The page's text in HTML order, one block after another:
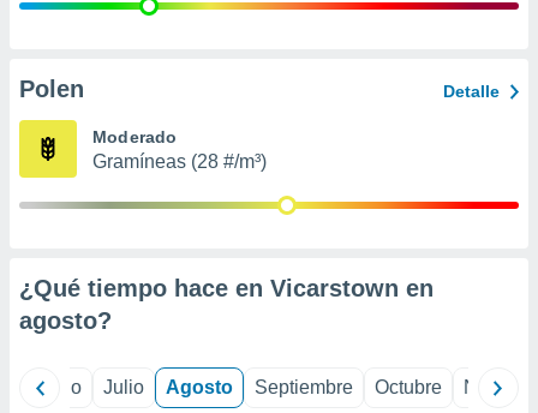
publicidad
de
Polen Detalle
Moderado
Gramíneas (28 #/m³)
¿Qué tiempo hace en Vicarstown en
agosto?
Junio Julio Agosto Septiembre Octubre